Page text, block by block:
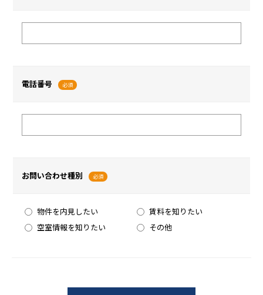
電話番号 必須
お問い合わせ種別 必須
物件を内見したい
賃料を知りたい
空室情報を知りたい
その他